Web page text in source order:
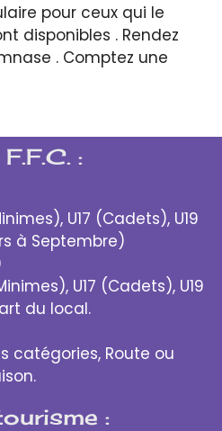
pour ceux qui le
disponibles . Rendez
. Comptez une
:
U17 (Cadets), U19
à Septembre)
U17 (Cadets), U19
du local.
catégories, Route ou
: